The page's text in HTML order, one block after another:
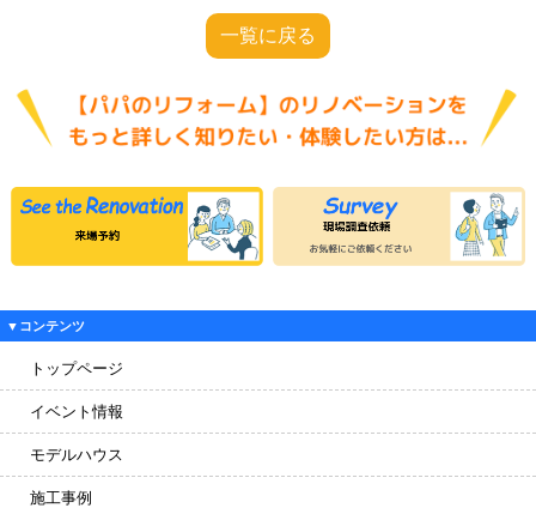
一覧に戻る
▼コンテンツ
トップページ
イベント情報
モデルハウス
施工事例